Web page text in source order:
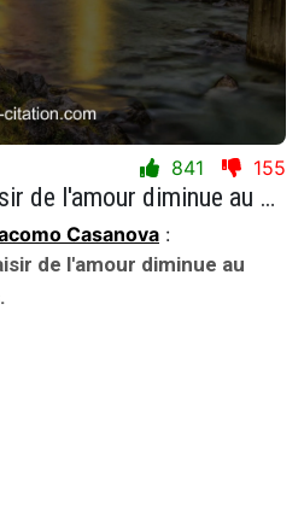
841 155
Sans la parole, le plaisir de l'amour diminue au moins de deux tiers.
Casanova :
de l'amour diminue au